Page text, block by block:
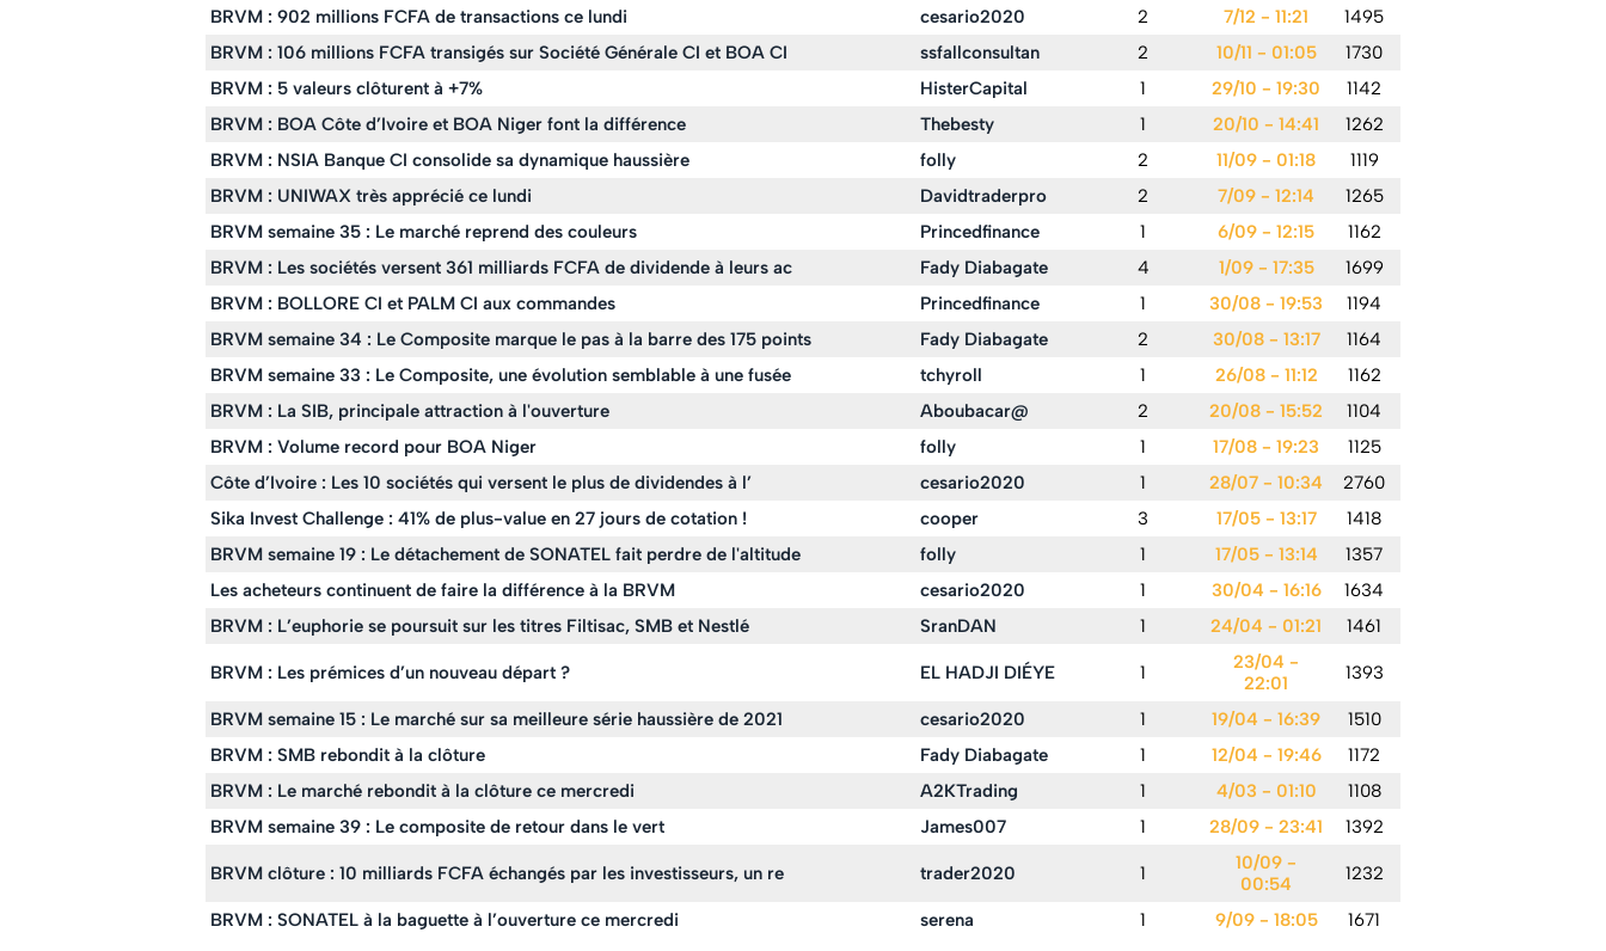
BRVM : 902 millions FCFA de transactions ce lundi
cesario2020 2 7/12 - 11:21
1495
BRVM : 106 millions FCFA transigés sur Société Générale CI et BOA CI
ssfallconsultan 2 10/11 - 01:05
1730
BRVM : 5 valeurs clôturent à +7%
HisterCapital 1 29/10 - 19:30
1142
BRVM : BOA Côte d’Ivoire et BOA Niger font la différence
Thebesty 1 20/10 - 14:41
1262
BRVM : NSIA Banque CI consolide sa dynamique haussière
folly 2 11/09 - 01:18
1119
BRVM : UNIWAX très apprécié ce lundi
Davidtraderpro 2 7/09 - 12:14
1265
BRVM semaine 35 : Le marché reprend des couleurs
Princedfinance 1 6/09 - 12:15
1162
BRVM : Les sociétés versent 361 milliards FCFA de dividende à leurs ac
Fady Diabagate 4 1/09 - 17:35
1699
BRVM : BOLLORE CI et PALM CI aux commandes
Princedfinance 1 30/08 - 19:53
1194
BRVM semaine 34 : Le Composite marque le pas à la barre des 175 points
Fady Diabagate 2 30/08 - 13:17
1164
BRVM semaine 33 : Le Composite, une évolution semblable à une fusée
tchyroll 1 26/08 - 11:12
1162
BRVM : La SIB, principale attraction à l'ouverture
Aboubacar@ 2 20/08 - 15:52
1104
BRVM : Volume record pour BOA Niger
folly 1 17/08 - 19:23
1125
Côte d’Ivoire : Les 10 sociétés qui versent le plus de dividendes à l’
cesario2020 1 28/07 - 10:34
2760
Sika Invest Challenge : 41% de plus-value en 27 jours de cotation !
cooper 3 17/05 - 13:17
1418
BRVM semaine 19 : Le détachement de SONATEL fait perdre de l'altitude
folly 1 17/05 - 13:14
1357
Les acheteurs continuent de faire la différence à la BRVM
cesario2020 1 30/04 - 16:16
1634
BRVM : L’euphorie se poursuit sur les titres Filtisac, SMB et Nestlé
SranDAN 1 24/04 - 01:21 1461
BRVM : Les prémices d’un nouveau départ ? EL HADJI DIÉYE 1
23/04 -
22:01
1393
BRVM semaine 15 : Le marché sur sa meilleure série haussière de 2021 cesario2020 1 19/04 - 16:39
1510
BRVM : SMB rebondit à la clôture
Fady Diabagate 1 12/04 - 19:46
1172
BRVM : Le marché rebondit à la clôture ce mercredi
A2KTrading 1 4/03 - 01:10
1108
BRVM semaine 39 : Le composite de retour dans le vert
James007 1 28/09 - 23:41 1392
BRVM clôture : 10 milliards FCFA échangés par les investisseurs, un re trader2020 1
10/09 -
00:54
1232
BRVM : SONATEL à la baguette à l’ouverture ce mercredi serena 1 9/09 - 18:05 1671